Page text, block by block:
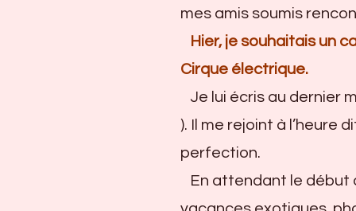
mes amis soumis
Hier, je souhaitais un
Cirque électrique.
Je lui écris au dernier
). Il me rejoint à l’heure
perfection.
En attendant le début